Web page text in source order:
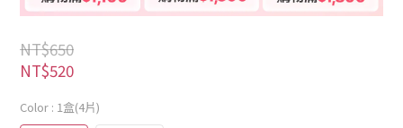
NT$650
NT$520
Color : 1盒(4片)